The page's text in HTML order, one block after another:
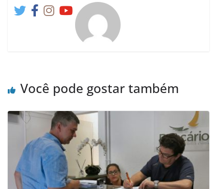
Você pode gostar também